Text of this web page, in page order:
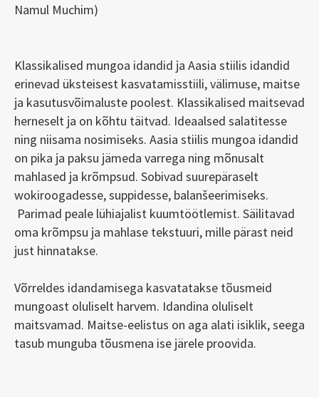
Namul Muchim)
Klassikalised mungoa idandid ja Aasia stiilis idandid
erinevad üksteisest kasvatamisstiili, välimuse, maitse
ja kasutusvõimaluste poolest. Klassikalised maitsevad
herneselt ja on kõhtu täitvad. Ideaalsed salatitesse
ning niisama nosimiseks. Aasia stiilis mungoa idandid
on pika ja paksu jämeda varrega ning mõnusalt
mahlased ja krõmpsud. Sobivad suurepäraselt
wokiroogadesse, suppidesse, balanšeerimiseks.
Parimad peale lühiajalist kuumtöötlemist. Säilitavad
oma krõmpsu ja mahlase tekstuuri, mille pärast neid
just hinnatakse.
Võrreldes idandamisega kasvatatakse tõusmeid
mungoast oluliselt harvem. Idandina oluliselt
maitsvamad. Maitse-eelistus on aga alati isiklik, seega
tasub munguba tõusmena ise järele proovida.